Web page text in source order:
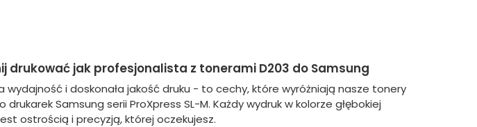
drukować jak profesjonalista z tonerami D203 do Samsung
wydajność i doskonała jakość druku - to cechy, które wyróżniają nasze tonery
drukarek Samsung serii ProXpress SL-M. Każdy wydruk w kolorze głębokiej
ostrością i precyzją, której oczekujesz.